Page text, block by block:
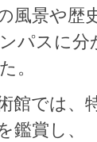
風景や歴
パスに
。
館では
鑑賞し、